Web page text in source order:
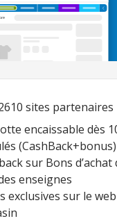
sites partenaires
encaissable dès
(CashBack+bonus)
sur Bons d’achat
enseignes
exclusives sur le